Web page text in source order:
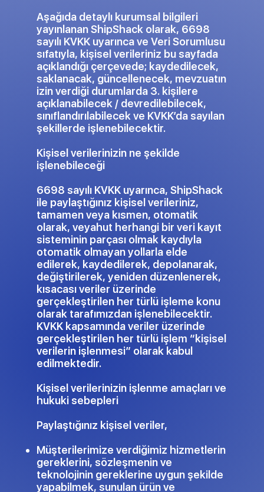
Aşağıda detaylı kurumsal bilgileri
yayınlanan ShipShack olarak, 6698
sayılı KVKK uyarınca ve Veri Sorumlusu
sıfatıyla, kişisel verileriniz bu sayfada
açıklandığı çerçevede; kaydedilecek,
saklanacak, güncellenecek, mevzuatın
izin verdiği durumlarda 3. kişilere
açıklanabilecek / devredilebilecek,
sınıflandırılabilecek ve KVKK’da sayılan
şekillerde işlenebilecektir.
Kişisel verilerinizin ne şekilde
işlenebileceği
6698 sayılı KVKK uyarınca, ShipShack
ile paylaştığınız kişisel verileriniz,
tamamen veya kısmen, otomatik
olarak, veyahut herhangi bir veri kayıt
sisteminin parçası olmak kaydıyla
otomatik olmayan yollarla elde
edilerek, kaydedilerek, depolanarak,
değiştirilerek, yeniden düzenlenerek,
kısacası veriler üzerinde
gerçekleştirilen her türlü işleme konu
olarak tarafımızdan işlenebilecektir.
KVKK kapsamında veriler üzerinde
gerçekleştirilen her türlü işlem “kişisel
verilerin işlenmesi” olarak kabul
edilmektedir.
Kişisel verilerinizin işlenme amaçları ve
hukuki sebepleri
Paylaştığınız kişisel veriler,
Müşterilerimize verdiğimiz hizmetlerin
gereklerini, sözleşmenin ve
teknolojinin gereklerine uygun şekilde
yapabilmek, sunulan ürün ve